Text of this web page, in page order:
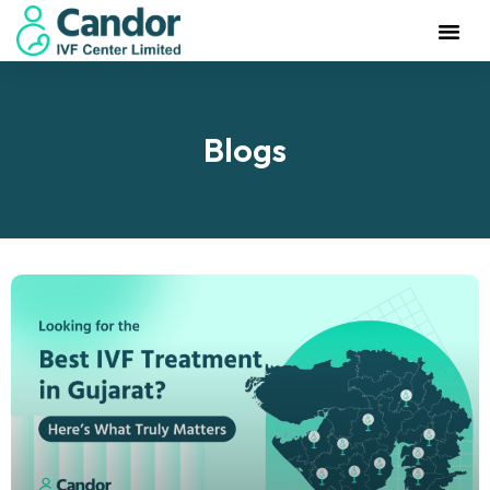
Blogs